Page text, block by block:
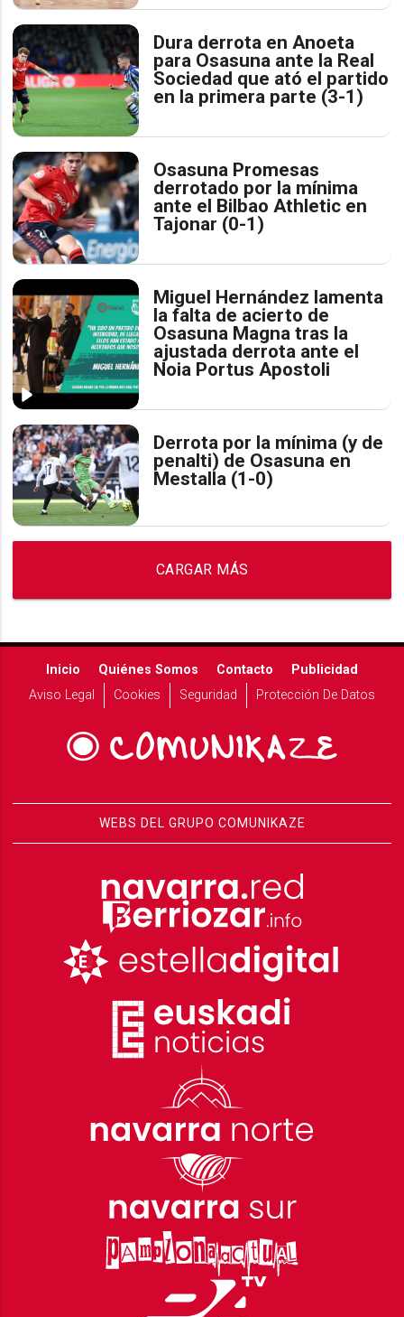
Dura derrota en Anoeta
para Osasuna ante la Real
Sociedad que ató el partido
en la primera parte (3-1)
Osasuna Promesas
derrotado por la mínima
ante el Bilbao Athletic en
Tajonar (0-1)
Miguel Hernández lamenta
la falta de acierto de
Osasuna Magna tras la
ajustada derrota ante el
Noia Portus Apostoli
Derrota por la mínima (y de
penalti) de Osasuna en
Mestalla (1-0)
CARGAR MÁS
Inicio Quiénes Somos Contacto
Publicidad
Aviso Legal
Cookies Seguridad Protección De Datos
WEBS DEL GRUPO COMUNIKAZE